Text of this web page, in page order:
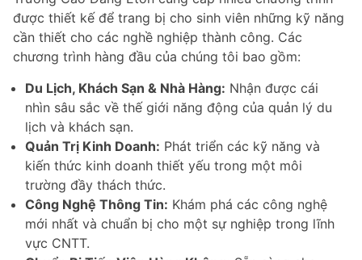
được thiết kế để trang bị cho sinh viên những kỹ năng
cần thiết cho các nghề nghiệp thành công. Các
chương trình hàng đầu của chúng tôi bao gồm:
Du Lịch, Khách Sạn & Nhà Hàng: Nhận được cái
nhìn sâu sắc về thế giới năng động của quản lý du
lịch và khách sạn.
Quản Trị Kinh Doanh: Phát triển các kỹ năng và
kiến thức kinh doanh thiết yếu trong một môi
trường đầy thách thức.
Công Nghệ Thông Tin: Khám phá các công nghệ
mới nhất và chuẩn bị cho một sự nghiệp trong lĩnh
vực CNTT.